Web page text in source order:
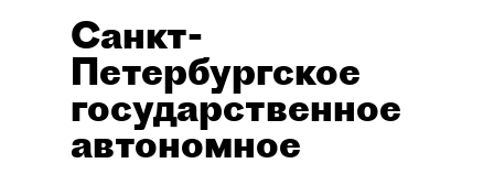
Санкт-
Петербургское
государственное
автономное